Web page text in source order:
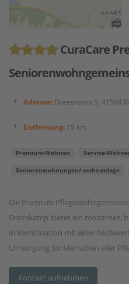
CuraCare
Adresse: Dreeskamp 5, 41564
Entfernung: 15 km
Premium-Wohnen Service-
Seniorenwohnungen/-wohnanlage
Die Premium
Dreeskamp bietet ein modernes,
in Kombination mit einer
Umsorgung für Menschen aller
Kontakt aufnehmen